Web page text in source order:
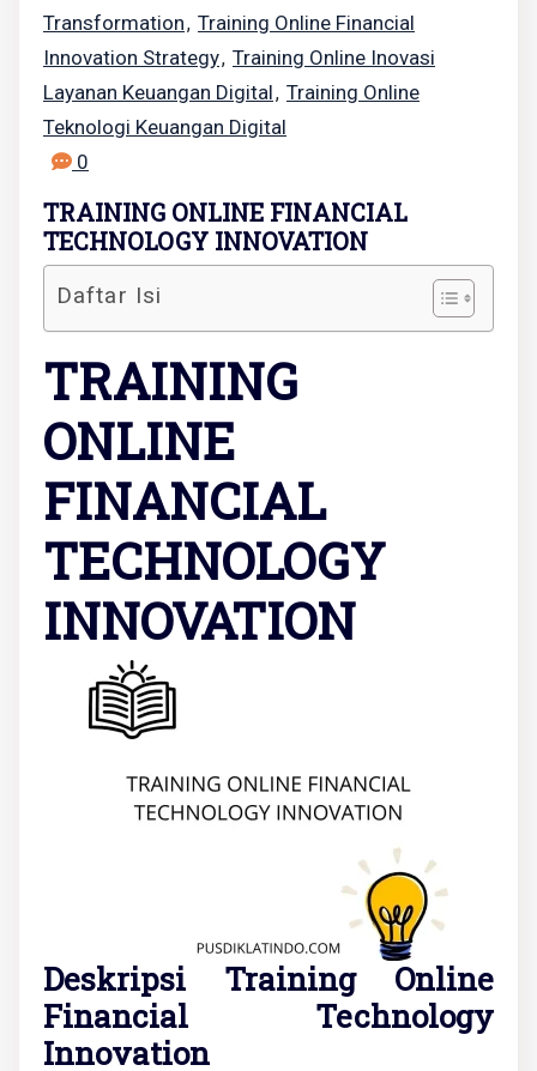
Transformation, Training Online Financial
Innovation Strategy, Training Online Inovasi
Layanan Keuangan Digital, Training Online
Teknologi Keuangan Digital
0
TRAINING ONLINE FINANCIAL
TECHNOLOGY INNOVATION
Daftar Isi
TRAINING
ONLINE
FINANCIAL
TECHNOLOGY
INNOVATION
Deskripsi Training Online
Financial Technology
Innovation